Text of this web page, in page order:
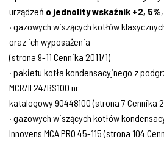
urządzeń o jednolity wskaźnik +2, 5%
· gazowych wiszących kotłów
oraz ich wyposażenia
(strona 9-11 Cennika 2011/1)
· pakietu kotła kondensacyjnego z
MCR/II 24/BS100 nr
katalogowy 90448100 (strona 7 Cennika
· gazowych wiszących kotłów
Innovens MCA PRO 45-115 (strona 104